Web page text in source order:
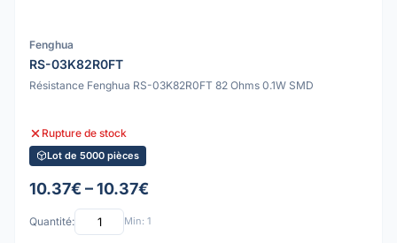
Fenghua
RS-03K82R0FT
Résistance Fenghua RS-03K82R0FT 82 Ohms 0.1W SMD
Rupture de stock
Lot de 5000 pièces
10.37€ – 10.37€
Quantité: Min: 1